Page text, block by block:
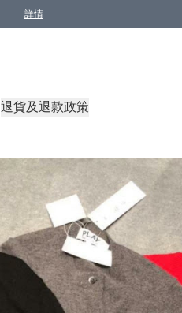
詳情
退貨及退款政策